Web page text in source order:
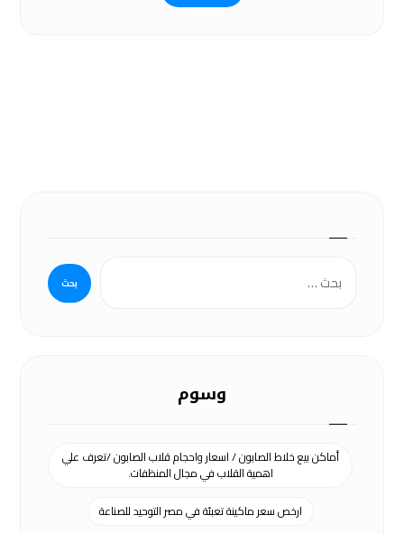
وسوم
أماكن بيع خلاط الصابون / اسعار واحجام قلاب الصابون /تعرف علي
اهمية القلاب في مجال المنظفات.
ارخص سعر ماكينة تعبئة في مصر التوحيد للصناعة